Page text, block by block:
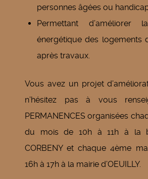
personnes âgées ou
Permettant d’améliorer
énergétique des logements
après travaux.
Vous avez un projet
n’hésitez pas à vous
PERMANENCES organisées
du mois de 10h à 11h à la
CORBENY et chaque 4ème
16h à 17h à la mairie d’OEUILLY.